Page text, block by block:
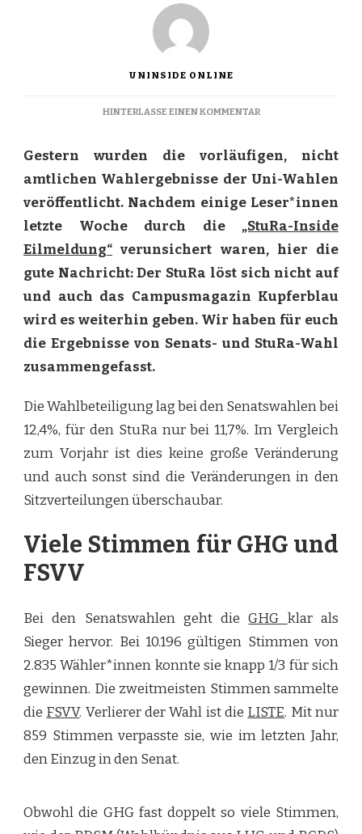
UNINSIDE ONLINE
HINTERLASSE EINEN KOMMENTARZU
WAHL
2019
Gestern wurden die vorläufigen, nicht
amtlichen Wahlergebnisse der Uni-Wahlen
veröffentlicht. Nachdem einige Leser*innen
letzte Woche durch die „StuRa-Inside
Eilmeldung“ verunsichert waren, hier die
gute Nachricht: Der StuRa löst sich nicht auf
und auch das Campusmagazin Kupferblau
wird es weiterhin geben. Wir haben für euch
die Ergebnisse von Senats- und StuRa-Wahl
zusammengefasst.
Die Wahlbeteiligung lag bei den Senatswahlen bei
12,4%, für den StuRa nur bei 11,7%. Im Vergleich
zum Vorjahr ist dies keine große Veränderung
und auch sonst sind die Veränderungen in den
Sitzverteilungen überschaubar.
Viele Stimmen für GHG und
FSVV
Bei den Senatswahlen geht dieGHG klar als
Sieger hervor. Bei 10.196 gültigen Stimmen von
2.835 Wähler*innen konnte sie knapp 1/3 für sich
gewinnen. Die zweitmeisten Stimmen sammelte
die FSVV. Verlierer der Wahl ist die LISTE. Mit nur
859 Stimmen verpasste sie, wie im letzten Jahr,
den Einzug in den Senat.
Obwohl die GHG fast doppelt so viele Stimmen,